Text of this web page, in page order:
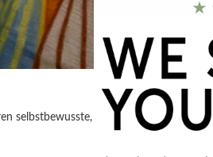
selbstbewusste,